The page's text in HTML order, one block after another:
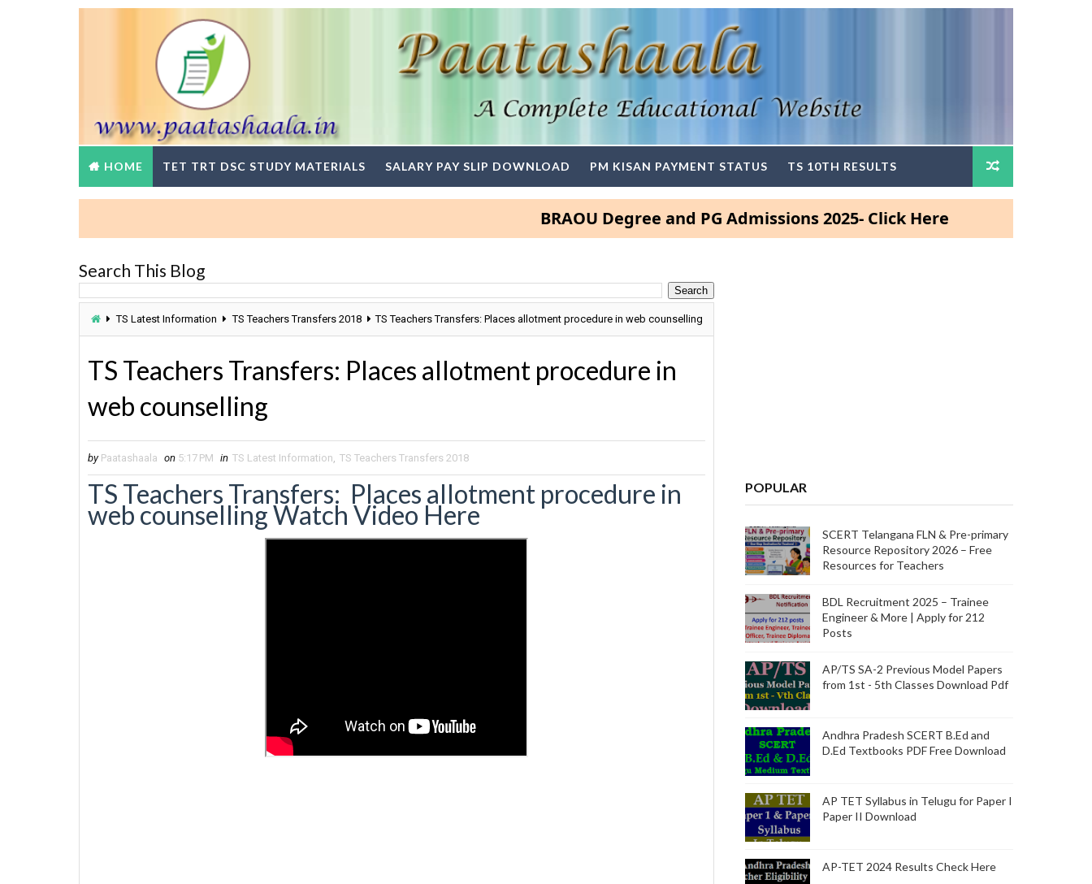
HOME TET TRT DSC STUDY MATERIALS SALARY PAY SLIP DOWNLOAD PM KISAN PAYMENT STATUS TS 10TH RESULTS
BRAOU Degree and PG Admissions 2025- Click Here
Search This Blog
TS Latest Information TS Teachers Transfers 2018 TS Teachers Transfers: Places allotment procedure in web counselling
TS Teachers Transfers: Places allotment procedure in
web counselling
by Paatashaala on 5:17 PM in TS Latest Information, TS Teachers Transfers 2018
TS Teachers Transfers: Places allotment procedure in
web counselling Watch Video Here
POPULAR
SCERT Telangana FLN & Pre-primary
Resource Repository 2026 – Free
Resources for Teachers
BDL Recruitment 2025 – Trainee
Engineer & More | Apply for 212
Posts
AP/TS SA-2 Previous Model Papers
from 1st - 5th Classes Download Pdf
Andhra Pradesh SCERT B.Ed and
D.Ed Textbooks PDF Free Download
AP TET Syllabus in Telugu for Paper I
Paper II Download
AP-TET 2024 Results Check Here